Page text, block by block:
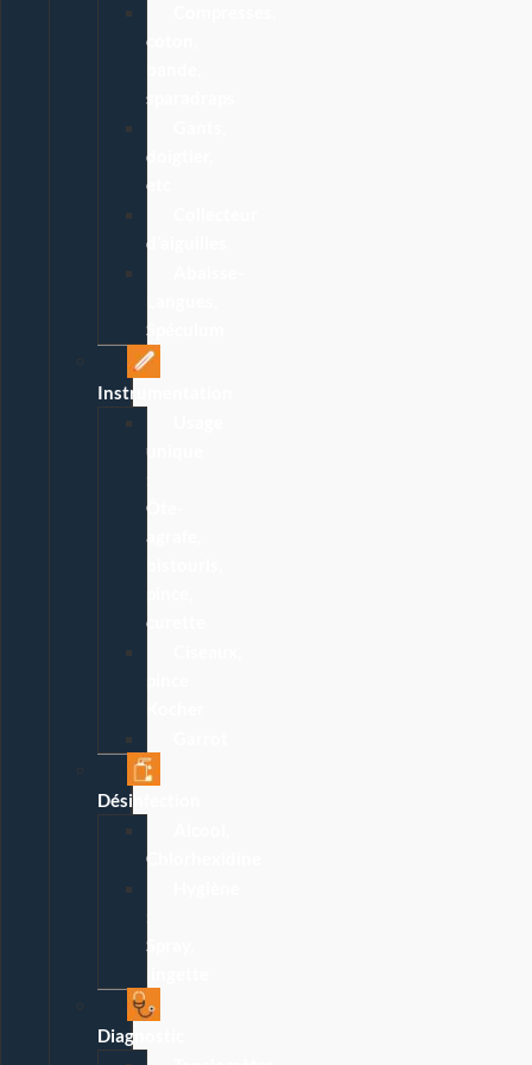
coton,
sparadraps
doigtier,
etc
d’aiguilles
Spéculum
Instrumentation
unique
Ôte-
agrafe,
curette
Désinfection
Chlorhexidine
Spray,
Diagnostic